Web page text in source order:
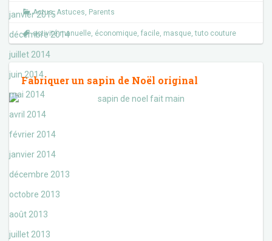
janvier 2015
décembre 2014
juillet 2014
juin 2014
mai 2014
avril 2014
février 2014
janvier 2014
décembre 2013
octobre 2013
août 2013
juillet 2013
Actus,Astuces, Parents
activité manuelle, économique, facile, masque,tuto couture
Fabriquer un sapin de Noël original